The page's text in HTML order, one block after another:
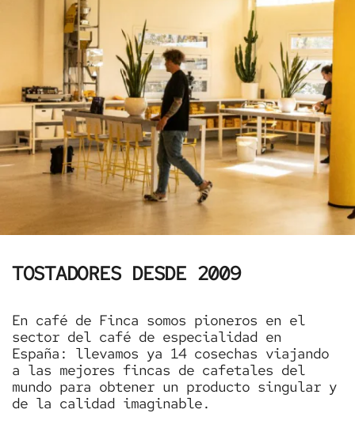
TOSTADORES DESDE 2009
En café de Finca somos pioneros en el
sector del café de especialidad en
España: llevamos ya 14 cosechas viajando
a las mejores fincas de cafetales del
mundo para obtener un producto singular y
de la calidad imaginable.